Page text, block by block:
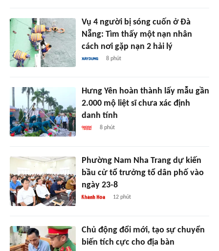
Vụ 4 người bị sóng cuốn ở Đà
Nẵng: Tìm thấy một nạn nhân
cách nơi gặp nạn 2 hải lý
8 phút
Hưng Yên hoàn thành lấy mẫu gần
2.000 mộ liệt sĩ chưa xác định
danh tính
8 phút
Phường Nam Nha Trang dự kiến
bầu cử tổ trưởng tổ dân phố vào
ngày 23-8
12 phút
Chủ động đổi mới, tạo sự chuyển
biến tích cực cho địa bàn